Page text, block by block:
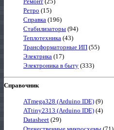
Ретро (15)
Справка (196)
Стабилизаторы (94)
Теплотехника (43)
Трансформаторные ИП (55)
Электрика (17)
Электроника в быту (333)
Справочник
ATmega328 (Arduino IDE) (9)
ATtiny2313 (Arduino IDE) (4)
Datasheet (29)